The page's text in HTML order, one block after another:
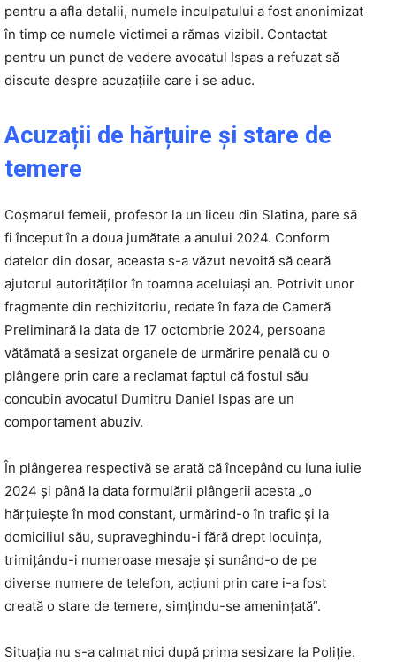
pentru a afla detalii, numele inculpatului a fost anonimizat
în timp ce numele victimei a rămas vizibil. Contactat
pentru un punct de vedere avocatul Ispas a refuzat să
discute despre acuzațiile care i se aduc.
Acuzații de hărțuire și stare de
temere
Coșmarul femeii, profesor la un liceu din Slatina, pare să
fi început în a doua jumătate a anului 2024. Conform
datelor din dosar, aceasta s-a văzut nevoită să ceară
ajutorul autorităților în toamna aceluiași an. Potrivit unor
fragmente din rechizitoriu, redate în faza de Cameră
Preliminară la data de 17 octombrie 2024, persoana
vătămată a sesizat organele de urmărire penală cu o
plângere prin care a reclamat faptul că fostul său
concubin avocatul Dumitru Daniel Ispas are un
comportament abuziv.
În plângerea respectivă se arată că începând cu luna iulie
2024 și până la data formulării plângerii acesta „o
hărțuiește în mod constant, urmărind-o în trafic și la
domiciliul său, supraveghindu-i fără drept locuința,
trimițându-i numeroase mesaje și sunând-o de pe
diverse numere de telefon, acțiuni prin care i-a fost
creată o stare de temere, simțindu-se amenințată”.
Situația nu s-a calmat nici după prima sesizare la Poliție.